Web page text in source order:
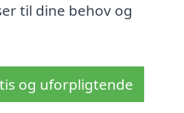
til dine behov og
og uforpligtende